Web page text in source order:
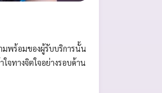
มพร้อมของผู้รับบริการนั้น
จทางจิตใจอย่างรอบด้าน